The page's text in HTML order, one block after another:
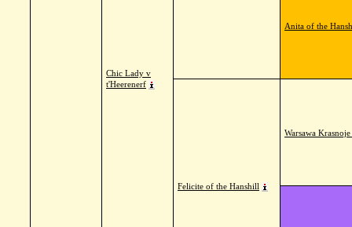
Chic Lady v
t'Heerenerf
Anita of the
Felicite of the Hanshill
Warsawa